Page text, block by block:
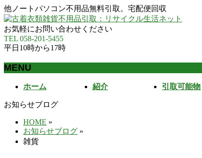
他ノートパソコン不用品無料引取。宅配便回収
お気軽にお問い合わせください
TEL 058-201-5455
平日10時から17時
MENU
ュ
ホーム 紹介 引取可能物
お知らせブログ
HOME »
お知らせブログ »
雑貨